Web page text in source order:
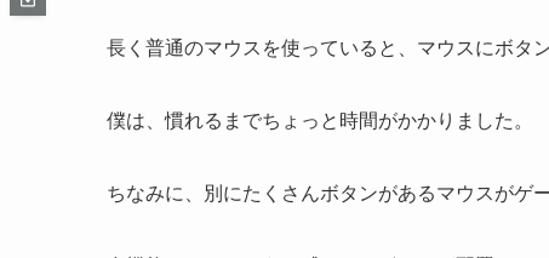
長く普通のマウスを使っていると、マウスにボタ
僕は、慣れるまでちょっと時間がかかりました。
ちなみに、別にたくさんボタンがあるマウスがゲ